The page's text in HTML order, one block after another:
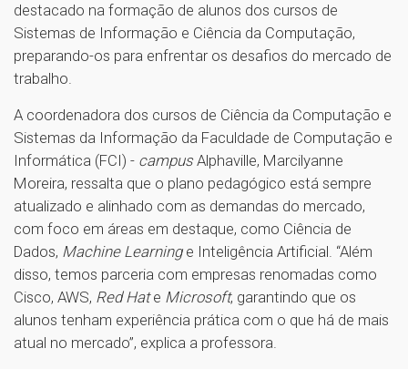
destacado na formação de alunos dos cursos de
Sistemas de Informação e Ciência da Computação,
preparando-os para enfrentar os desafios do mercado de
trabalho.
A coordenadora dos cursos de Ciência da Computação e
Sistemas da Informação da Faculdade de Computação e
Informática (FCI) - campus Alphaville, Marcilyanne
Moreira, ressalta que o plano pedagógico está sempre
atualizado e alinhado com as demandas do mercado,
com foco em áreas em destaque, como Ciência de
Dados, Machine Learninge Inteligência Artificial. “Além
disso, temos parceria com empresas renomadas como
Cisco, AWS, Red Hate Microsoft, garantindo que os
alunos tenham experiência prática com o que há de mais
atual no mercado”, explica a professora.